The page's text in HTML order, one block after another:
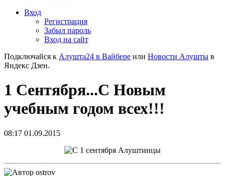
Вход
Регистрация
Забыл пароль
Вход на сайт
Подключайся к Алушта24 в Вайбере или Новости Алушты в
Яндекс Дзен.
1 Сентября...С Новым
учебным годом всех!!!
08:17 01.09.2015